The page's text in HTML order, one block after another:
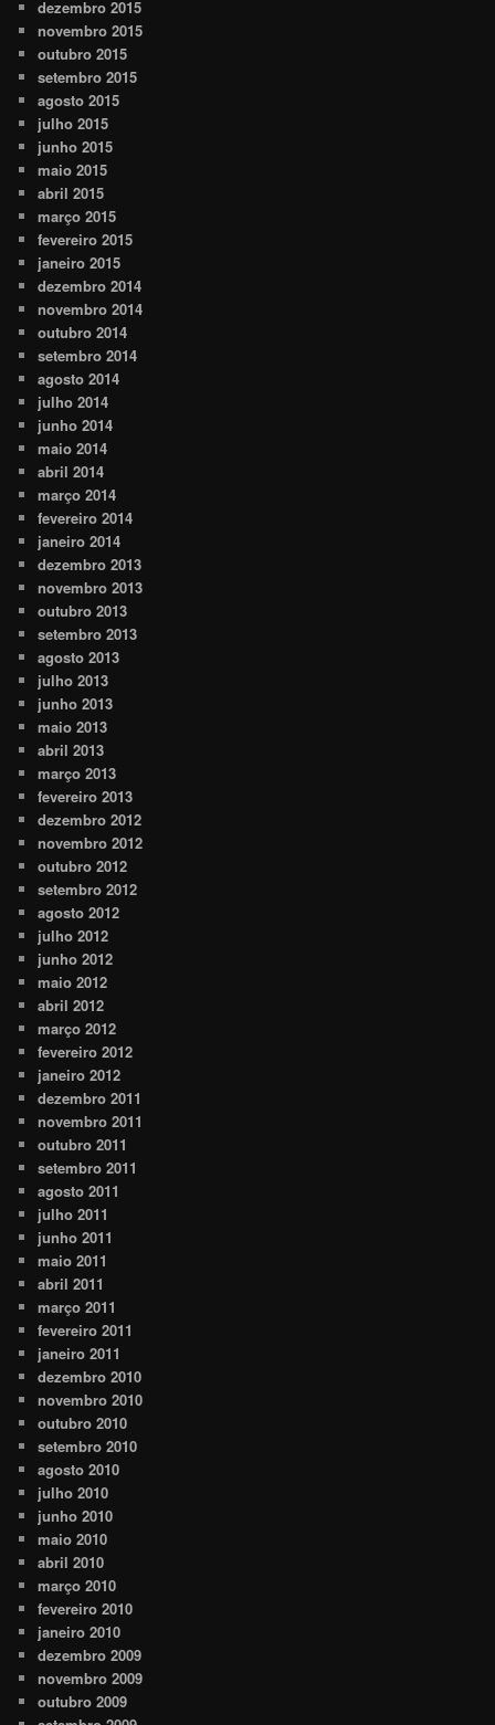
dezembro 2015
novembro 2015
outubro 2015
setembro 2015
agosto 2015
julho 2015
junho 2015
maio 2015
abril 2015
março 2015
fevereiro 2015
janeiro 2015
dezembro 2014
novembro 2014
outubro 2014
setembro 2014
agosto 2014
julho 2014
junho 2014
maio 2014
abril 2014
março 2014
fevereiro 2014
janeiro 2014
dezembro 2013
novembro 2013
outubro 2013
setembro 2013
agosto 2013
julho 2013
junho 2013
maio 2013
abril 2013
março 2013
fevereiro 2013
dezembro 2012
novembro 2012
outubro 2012
setembro 2012
agosto 2012
julho 2012
junho 2012
maio 2012
abril 2012
março 2012
fevereiro 2012
janeiro 2012
dezembro 2011
novembro 2011
outubro 2011
setembro 2011
agosto 2011
julho 2011
junho 2011
maio 2011
abril 2011
março 2011
fevereiro 2011
janeiro 2011
dezembro 2010
novembro 2010
outubro 2010
setembro 2010
agosto 2010
julho 2010
junho 2010
maio 2010
abril 2010
março 2010
fevereiro 2010
janeiro 2010
dezembro 2009
novembro 2009
outubro 2009